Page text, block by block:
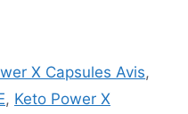
X Capsules Avis,
, Keto Power X